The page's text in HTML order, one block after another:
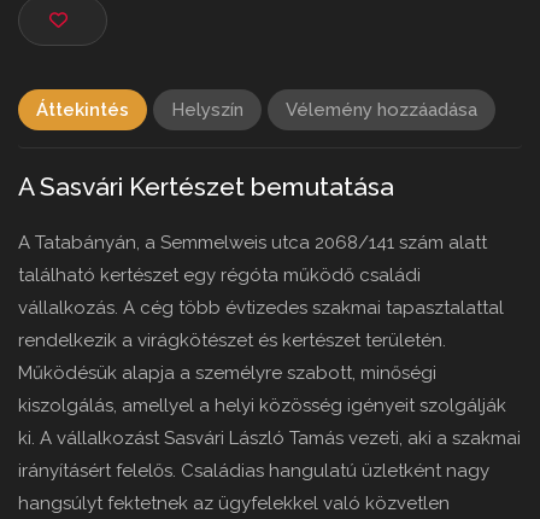
Áttekintés Helyszín Vélemény hozzáadása
A Sasvári Kertészet bemutatása
A Tatabányán, a Semmelweis utca 2068/141 szám alatt
található kertészet egy régóta működő családi
vállalkozás. A cég több évtizedes szakmai tapasztalattal
rendelkezik a virágkötészet és kertészet területén.
Működésük alapja a személyre szabott, minőségi
kiszolgálás, amellyel a helyi közösség igényeit szolgálják
ki. A vállalkozást Sasvári László Tamás vezeti, aki a szakmai
irányításért felelős. Családias hangulatú üzletként nagy
hangsúlyt fektetnek az ügyfelekkel való közvetlen